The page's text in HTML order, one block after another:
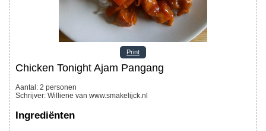
Print
Chicken Tonight Ajam Pangang
Aantal : 2 personen
Schrijver: Williene van www.smakelijck.nl
Ingrediënten